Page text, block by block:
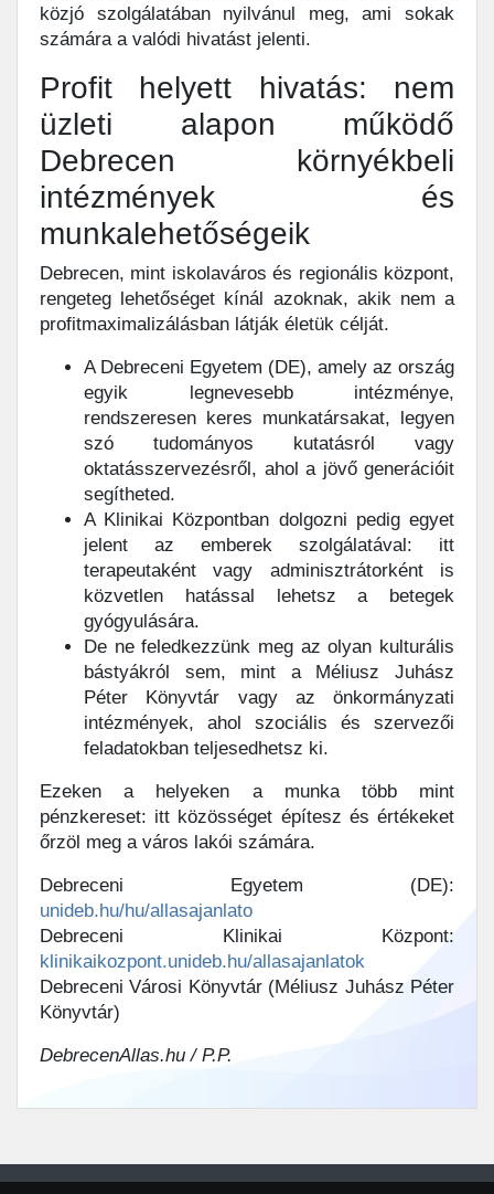
közjó szolgálatában nyilvánul meg, ami sokak
számára a valódi hivatást jelenti.
Profit helyett hivatás: nem
üzleti alapon működő
Debrecen környékbeli
intézmények és
munkalehetőségeik
Debrecen, mint iskolaváros és regionális központ,
rengeteg lehetőséget kínál azoknak, akik nem a
profitmaximalizálásban látják életük célját.
A Debreceni Egyetem (DE), amely az ország
egyik legnevesebb intézménye,
rendszeresen keres munkatársakat, legyen
szó tudományos kutatásról vagy
oktatásszervezésről, ahol a jövő generációit
segítheted.
A Klinikai Központban dolgozni pedig egyet
jelent az emberek szolgálatával: itt
terapeutaként vagy adminisztrátorként is
közvetlen hatással lehetsz a betegek
gyógyulására.
De ne feledkezzünk meg az olyan kulturális
bástyákról sem, mint a Méliusz Juhász
Péter Könyvtár vagy az önkormányzati
intézmények, ahol szociális és szervezői
feladatokban teljesedhetsz ki.
Ezeken a helyeken a munka több mint
pénzkereset: itt közösséget építesz és értékeket
őrzöl meg a város lakói számára.
Debreceni Egyetem (DE):
unideb.hu/hu/allasajanlato
Debreceni Klinikai Központ:
klinikaikozpont.unideb.hu/allasajanlatok
Debreceni Városi Könyvtár (Méliusz Juhász Péter
Könyvtár)
DebrecenAllas.hu / P.P.